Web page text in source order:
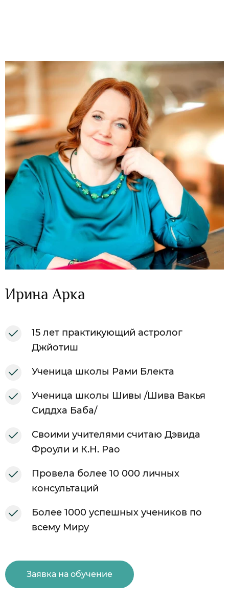
Ирина Арка
15 лет практикующий астролог
Джйотиш
Ученица школы Рами Блекта
Ученица школы Шивы /Шива Вакья
Сиддха Баба/
Своими учителями считаю Дэвида
Фроули и К.Н. Рао
Провела более 10 000 личных
консультаций
Более 1000 успешных учеников по
всему Миру
Заявка на обучение